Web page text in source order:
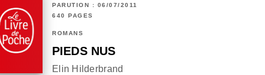
PARUTION : 06/07/2011
640 PAGES
ROMANS
PIEDS NUS
Elin Hilderbrand